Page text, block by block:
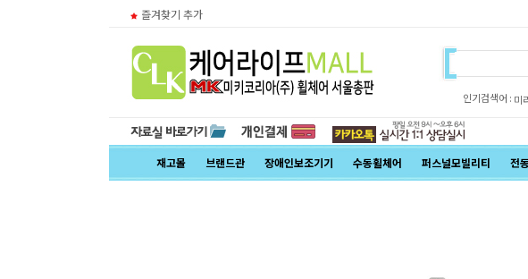
즐겨찾기 추가
인기검색어 : 미
재고몰 브랜드관 장애인보조기기 수동휠체어 퍼스널모빌리티 전